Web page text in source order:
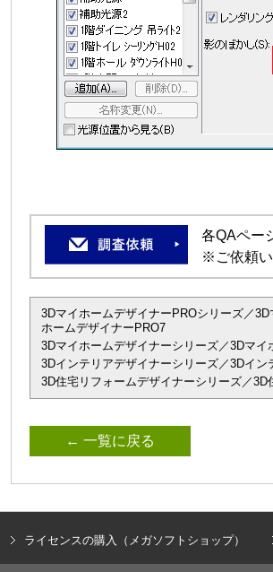
各QAペー
※ご依頼い
3DマイホームデザイナーPROシリーズ／
ホームデザイナーPRO7
3Dマイホームデザイナーシリーズ／3Dマイ
3Dインテリアデザイナーシリーズ／3Dイ
3D住宅リフォームデザイナーシリーズ／
← 一覧に戻る
ライセンスの購入（メガソフトショップ）